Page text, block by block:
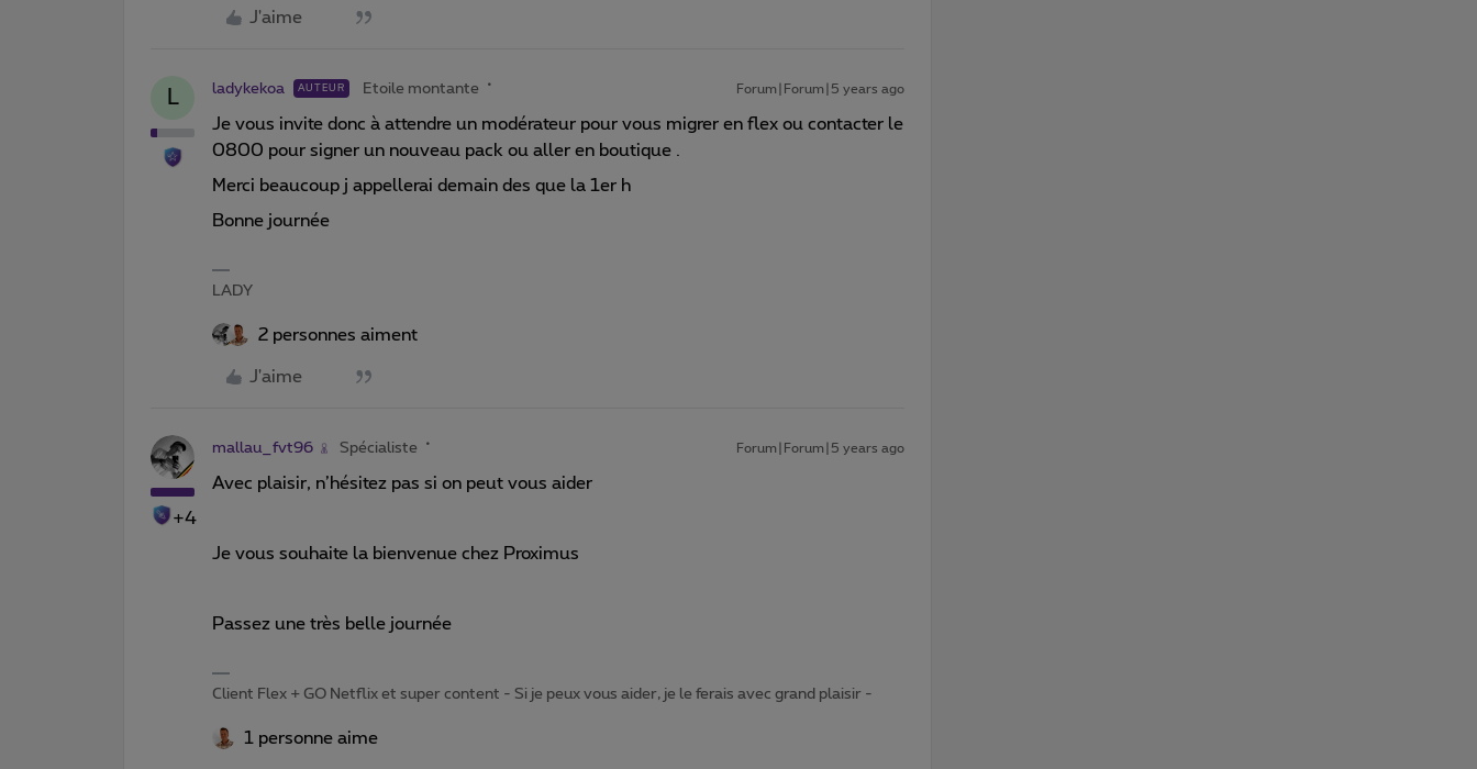
J'aime
L ladykekoa AUTEUR Etoile montante Forum|Forum|5 years ago
Je vous invite donc à attendre un modérateur pour vous migrer en flex ou contacter le
0800 pour signer un nouveau pack ou aller en boutique .
Merci beaucoup j appellerai demain des que la 1er h
Bonne journée
LADY
2 personnes aiment
J'aime
+4
mallau_fvt96 Spécialiste Forum|Forum|5 years ago
Avec plaisir, n’hésitez pas si on peut vous aider
Je vous souhaite la bienvenue chez Proximus
Passez une très belle journée
Client Flex + GO Netflix et super content - Si je peux vous aider, je le ferais avec grand plaisir -
1 personne aime